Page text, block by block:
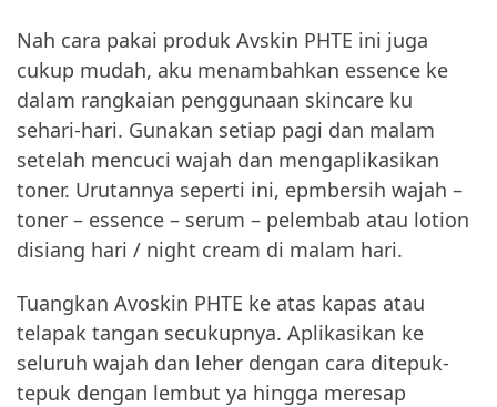
Nah cara pakai produk Avskin PHTE ini juga
cukup mudah, aku menambahkan essence ke
dalam rangkaian penggunaan skincare ku
sehari-hari. Gunakan setiap pagi dan malam
setelah mencuci wajah dan mengaplikasikan
toner. Urutannya seperti ini, epmbersih wajah –
toner – essence – serum – pelembab atau lotion
disiang hari / night cream di malam hari.
Tuangkan Avoskin PHTE ke atas kapas atau
telapak tangan secukupnya. Aplikasikan ke
seluruh wajah dan leher dengan cara ditepuk-
tepuk dengan lembut ya hingga meresap